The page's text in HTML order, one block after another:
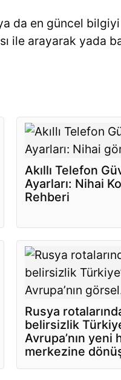
da en güncel
ile arayarak yada
Akıllı Telefon
Ayarları: Nihai
Rehberi
Rusya
belirsizlik
Avrupa’nın yeni
merkezine